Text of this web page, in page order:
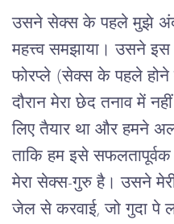
उसने सेक्स के पहले मुझे
महत्त्व समझाया। उसने इस
फोरप्ले (सेक्स के पहले होने
दौरान मेरा छेद तनाव में
लिए तैयार था और हमने
ताकि हम इसे
मेरा सेक्स-गुरु है। उसने
जेल से करवाई, जो गुदा पे